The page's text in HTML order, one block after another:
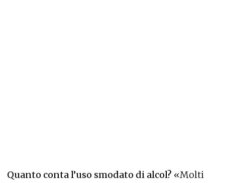
Quanto conta l’uso smodato di alcol? «Molti